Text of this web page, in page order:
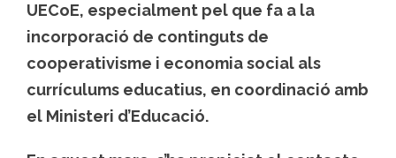
UECoE, especialment pel que fa a la
incorporació de continguts de
cooperativisme i economia social als
currículums educatius, en coordinació amb
el Ministeri d’Educació.